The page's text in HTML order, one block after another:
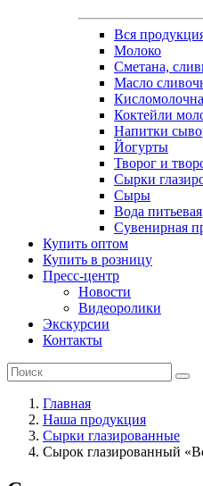
Вся
Молоко
Сметана,
Масло
Коктейли
Напитки
Йогурты
Творог и
Сырки
Сыры
Вода питьевая
Сувенирная
Купить оптом
Купить в розницу
Пресс-центр
Новости
Видеоролики
Экскурсии
Контакты
Главная
Наша продукция
Сырки глазированные
Сырок глазированный